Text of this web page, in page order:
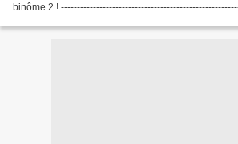
binôme 2 !